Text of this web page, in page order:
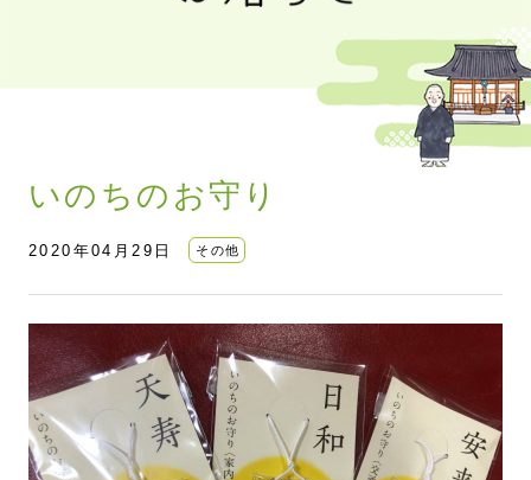
いのちのお守り
2020年04月29日 その他